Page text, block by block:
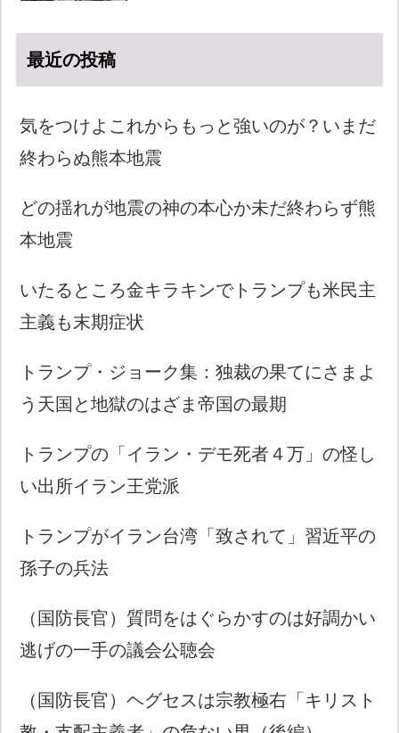
最近の投稿
気をつけよこれからもっと強いのが？いまだ
終わらぬ熊本地震
どの揺れが地震の神の本心か未だ終わらず熊
本地震
いたるところ金キラキンでトランプも米民主
主義も末期症状
トランプ・ジョーク集：独裁の果てにさまよ
う天国と地獄のはざま帝国の最期
トランプの「イラン・デモ死者４万」の怪し
い出所イラン王党派
トランプがイラン台湾「致されて」習近平の
孫子の兵法
（国防長官）質問をはぐらかすのは好調かい
逃げの一手の議会公聴会
（国防長官）ヘグセスは宗教極右「キリスト